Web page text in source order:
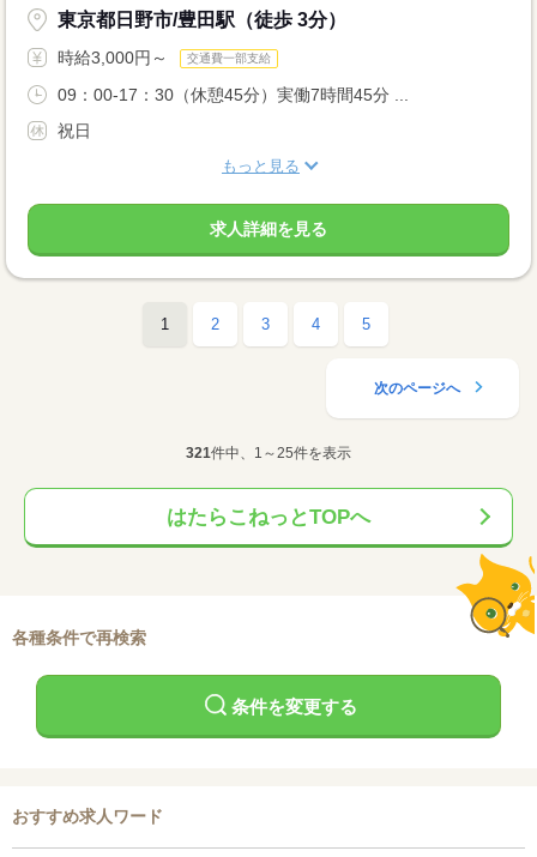
東京都日野市/豊田駅（徒歩 3分）
時給3,000円～ 交通費一部支給
09：00-17：30（休憩45分）実働7時間45分 ...
祝日
もっと見る
求人詳細を見る
1 2 3 4 5
次のページへ
321件中、1～25件を表示
はたらこねっとTOPへ
各種条件で再検索
条件を変更する
おすすめ求人ワード